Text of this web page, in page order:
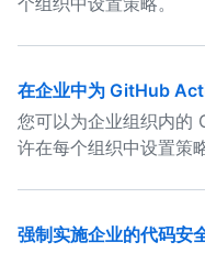
在企业中为 GitHub
您可以为企业组织内
许在每个组织中设置策略
强制实施企业的代码安